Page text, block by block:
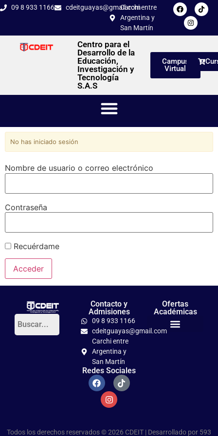
09 8 933 1166 cdeitguayas@gmail.com
Carchi entre
Argentina y
San Martín
Centro para el
Desarrollo de la
Educación,
Investigación y
Tecnología
S.A.S
Campus
Virtual
No has iniciado sesión
Nombre de usuario o correo electrónico
Contraseña
Recuérdame
Contacto y
Admisiones
09 8 933 1166
cdeitguayas@gmail.com
Carchi entre
Argentina y
San Martín
Redes Sociales
Ofertas
Académicas
Todos los derechos reservados © 2026 CDEIT | Desarrollado por 593